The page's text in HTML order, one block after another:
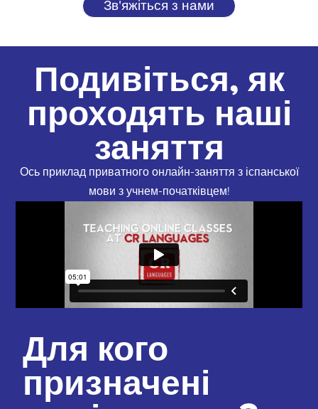
Зв'яжіться з нами
Подивіться, як
проходять наші
заняття
Ось приклад приватного онлайн-заняття з іспанської
мови з учнем-початківцем!
Для кого
призначені